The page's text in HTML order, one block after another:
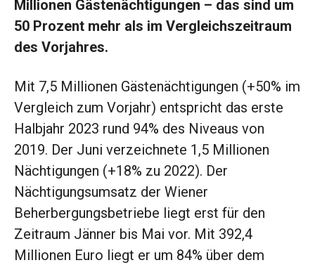
Millionen Gästenächtigungen – das sind um
50 Prozent mehr als im Vergleichszeitraum
des Vorjahres.
Mit 7,5 Millionen Gästenächtigungen (+50% im
Vergleich zum Vorjahr) entspricht das erste
Halbjahr 2023 rund 94% des Niveaus von
2019. Der Juni verzeichnete 1,5 Millionen
Nächtigungen (+18% zu 2022). Der
Nächtigungsumsatz der Wiener
Beherbergungsbetriebe liegt erst für den
Zeitraum Jänner bis Mai vor. Mit 392,4
Millionen Euro liegt er um 84% über dem